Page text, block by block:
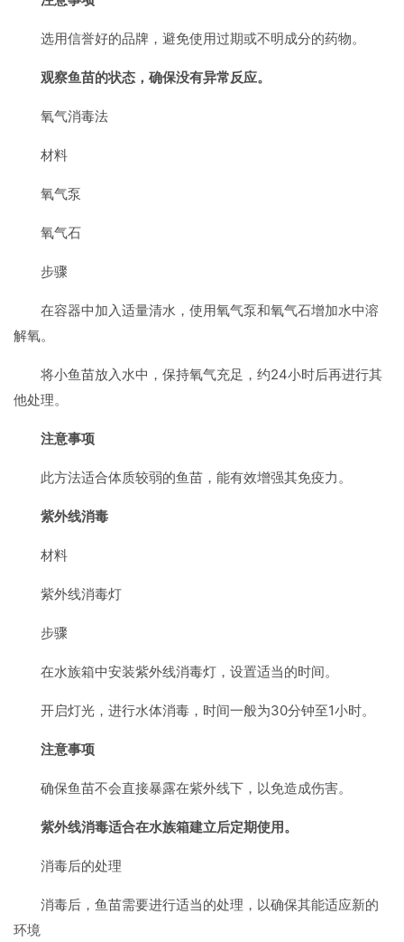
选用信誉好的品牌，避免使用过期或不明成分的药物。
观察鱼苗的状态，确保没有异常反应。
氧气消毒法
材料
氧气泵
氧气石
步骤
在容器中加入适量清水，使用氧气泵和氧气石增加水中溶
解氧。
将小鱼苗放入水中，保持氧气充足，约24小时后再进行其
他处理。
注意事项
此方法适合体质较弱的鱼苗，能有效增强其免疫力。
紫外线消毒
材料
紫外线消毒灯
步骤
在水族箱中安装紫外线消毒灯，设置适当的时间。
开启灯光，进行水体消毒，时间一般为30分钟至1小时。
注意事项
确保鱼苗不会直接暴露在紫外线下，以免造成伤害。
紫外线消毒适合在水族箱建立后定期使用。
消毒后的处理
消毒后，鱼苗需要进行适当的处理，以确保其能适应新的
环境